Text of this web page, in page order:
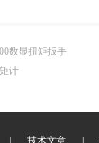
数显扭矩扳手
计
技术文章